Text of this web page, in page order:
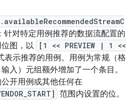
：针对特定用例推荐的数据流配置的
图，以
[1 << PREVIEW | 1 <<
表示推荐的用例。用例为常规（格
入）元组额外增加了一个条目。
开用例或其他任何在
范围内设置的位。